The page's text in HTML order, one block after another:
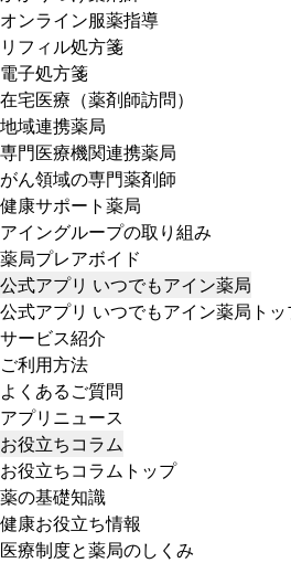
オンライン服薬指導
リフィル処方箋
電子処方箋
在宅医療（薬剤師訪問）
地域連携薬局
専門医療機関連携薬局
がん領域の専門薬剤師
健康サポート薬局
アイングループの取り組み
薬局プレアボイド
公式アプリ いつでもアイン薬局
公式アプリ いつでもアイン薬局トッ
サービス紹介
ご利用方法
よくあるご質問
アプリニュース
お役立ちコラム
お役立ちコラムトップ
薬の基礎知識
健康お役立ち情報
医療制度と薬局のしくみ